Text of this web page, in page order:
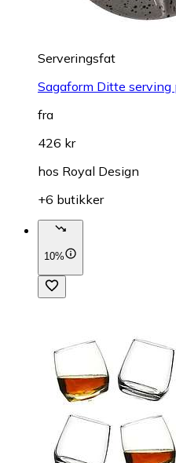
Serveringsfat
Sagaform Ditte
fra
426 kr
hos Royal Design
+6 butikker
10%